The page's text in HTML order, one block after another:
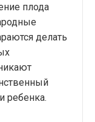
плода
делать
ребенка.